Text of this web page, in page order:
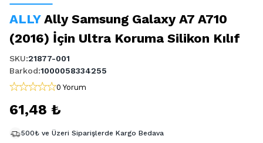
ALLY Ally Samsung Galaxy A7 A710
(2016) İçin Ultra Koruma Silikon Kılıf
SKU:21877-001
Barkod:1000058334255
0 Yorum
61,48 ₺
500₺ ve Üzeri Siparişlerde Kargo Bedava